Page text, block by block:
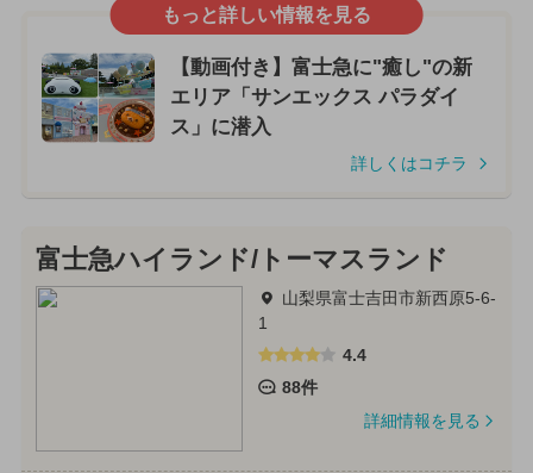
もっと詳しい情報を見る
【動画付き】富士急に"癒し"の新
エリア「サンエックス パラダイ
ス」に潜入
詳しくはコチラ
富士急ハイランド/トーマスランド
山梨県富士吉田市新西原5-6-
1
4.4
88件
詳細情報を見る